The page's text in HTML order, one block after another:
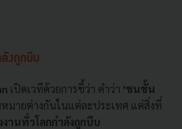
ลังถูกบีบ
เปิดเวทีด้วยการชี้ว่า คำว่า ‘ชนชั้น
มายต่างกันในแต่ละประเทศ แต่สิ่งที่
งานทั่วโลกกำลังถูกบีบ